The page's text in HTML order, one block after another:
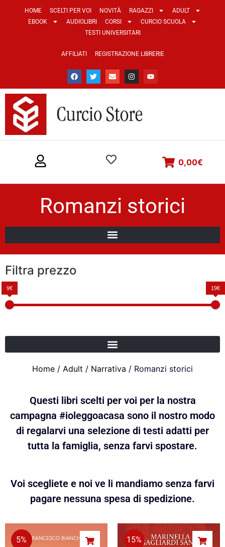
HOME SCELTI PER VOI NOVITÀ RAGAZZI
ADULT
EBOOK
AUDIOLIBRI CORSI
CURCIO SCUOLA
TESTI UNIVERSITARI
AFFILIATI REGISTRAZIONE LIBRERIE
0,00€
Romanzi storici
Filtra prezzo
9€ 19€
Home / Adult / Narrativa / Romanzi storici
Questi libri scelti per voi per la nostra
campagna #ioleggoacasa sono il nostro modo
di regalarvi una selezione di testi adatti per
tutta la famiglia, senza farvi spostare.
Voi scegliete e noi ve li mandiamo senza farvi
pagare nessuna spesa di spedizione.
5% 15%